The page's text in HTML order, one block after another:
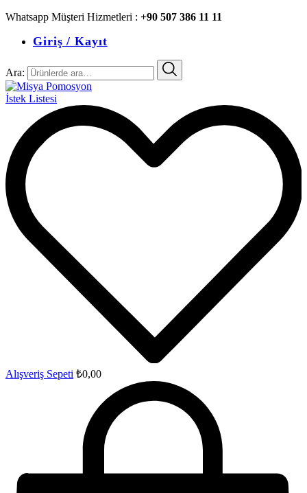
Whatsapp Müşteri Hizmetleri : +90 507 386 11 11
Giriş / Kayıt
Ara:
İstek Listesi
Alışveriş Sepeti ₺0,00